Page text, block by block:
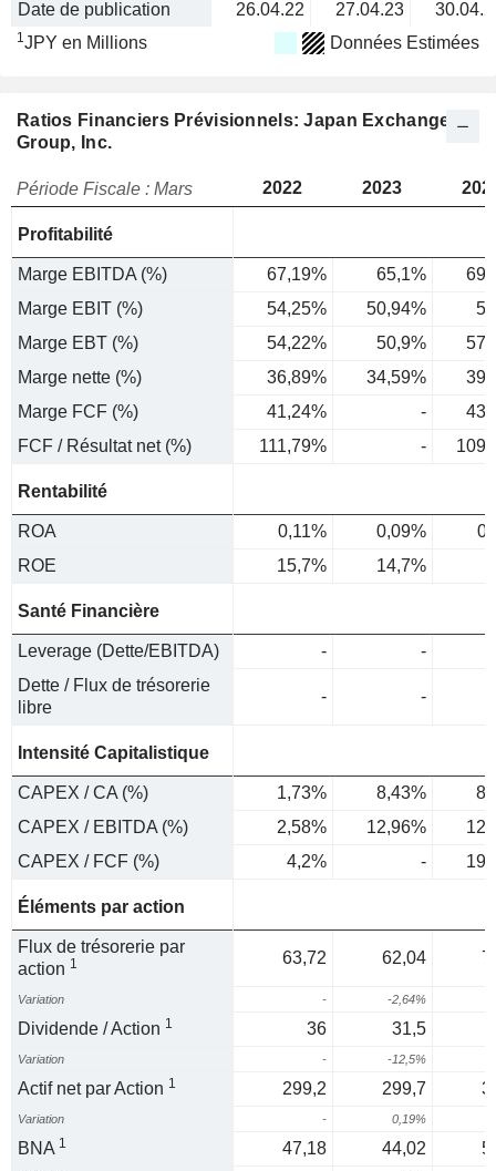
Date de publication 26.04.22 27.04.23
1JPY en Millions Données Estimées
Ratios Financiers Prévisionnels: Japan Exchange
Group, Inc.
Période Fiscale : Mars 2022 2023
Profitabilité
Marge EBITDA (%) 67,19% 65,1%
Marge EBIT (%)
54,25% 50,94%
Marge EBT (%)
54,22% 50,9%
Marge nette (%)
36,89% 34,59%
Marge FCF (%)
41,24% -
FCF / Résultat net (%)
111,79% -
Rentabilité
ROA 0,11% 0,09%
ROE
15,7% 14,7%
Santé Financière
Leverage (Dette/EBITDA) -
-
Dette / Flux de trésorerie
libre
- -
Intensité Capitalistique
CAPEX / CA (%) 1,73% 8,43%
CAPEX / EBITDA (%)
2,58% 12,96%
CAPEX / FCF (%)
4,2% -
Éléments par action
Flux de trésorerie par
action 1 63,72 62,04
Variation - -2,64%
Dividende / Action 1 36 31,5
Variation - -12,5%
Actif net par Action 1 299,2 299,7
Variation - 0,19%
BNA 1 47,18 44,02